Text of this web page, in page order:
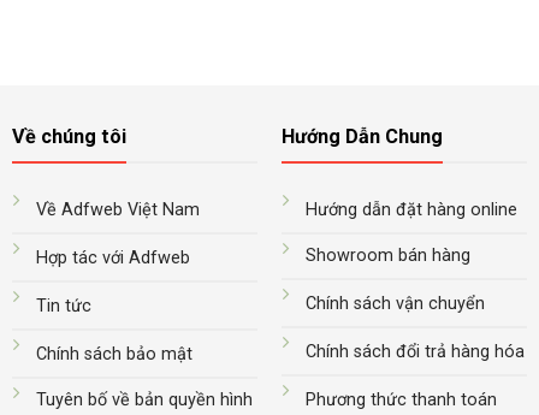
Về chúng tôi
Về Adfweb Việt Nam
Hợp tác với Adfweb
Tin tức
Chính sách bảo mật
Tuyên bố về bản quyền hình
Hướng Dẫn Chung
Hướng dẫn đặt hàng online
Showroom bán hàng
Chính sách vận chuyển
Chính sách đổi trả hàng hóa
Phương thức thanh toán